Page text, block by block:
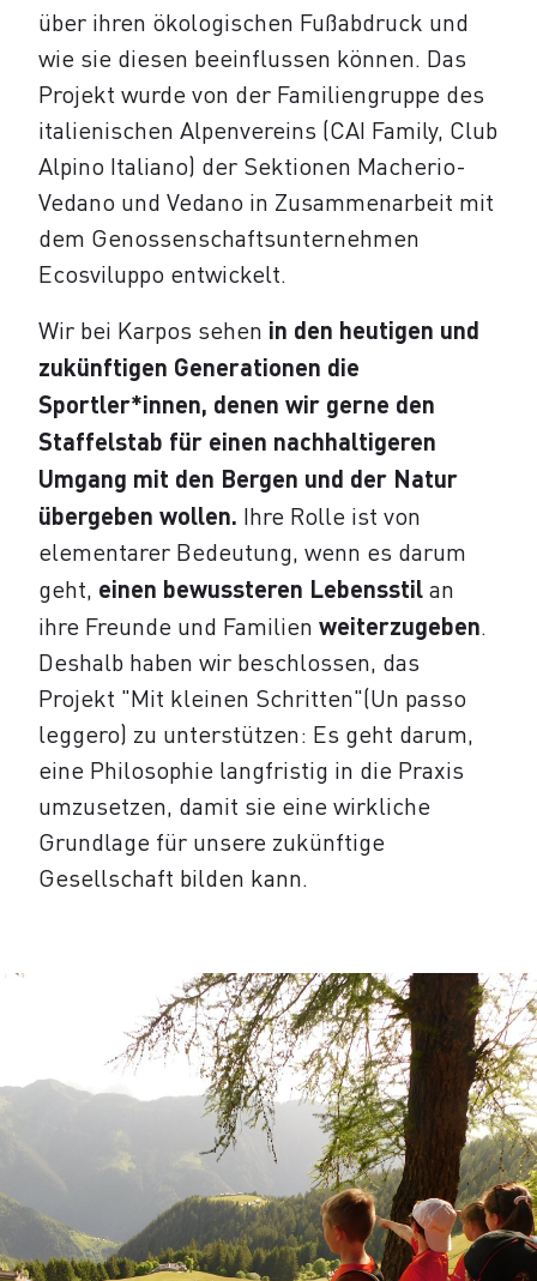
über ihren ökologischen Fußabdruck und
wie sie diesen beeinflussen können. Das
Projekt wurde von der Familiengruppe des
italienischen Alpenvereins (CAI Family, Club
Alpino Italiano) der Sektionen Macherio-
Vedano und Vedano in Zusammenarbeit mit
dem Genossenschaftsunternehmen
Ecosviluppo entwickelt.
Wir bei Karpos sehen in den heutigen und
zukünftigen Generationen die
Sportler*innen, denen wir gerne den
Staffelstab für einen nachhaltigeren
Umgang mit den Bergen und der Natur
übergeben wollen. Ihre Rolle ist von
elementarer Bedeutung, wenn es darum
geht, einen bewussteren Lebensstil an
ihre Freunde und Familien weiterzugeben.
Deshalb haben wir beschlossen, das
Projekt "Mit kleinen Schritten"(Un passo
leggero) zu unterstützen: Es geht darum,
eine Philosophie langfristig in die Praxis
umzusetzen, damit sie eine wirkliche
Grundlage für unsere zukünftige
Gesellschaft bilden kann.